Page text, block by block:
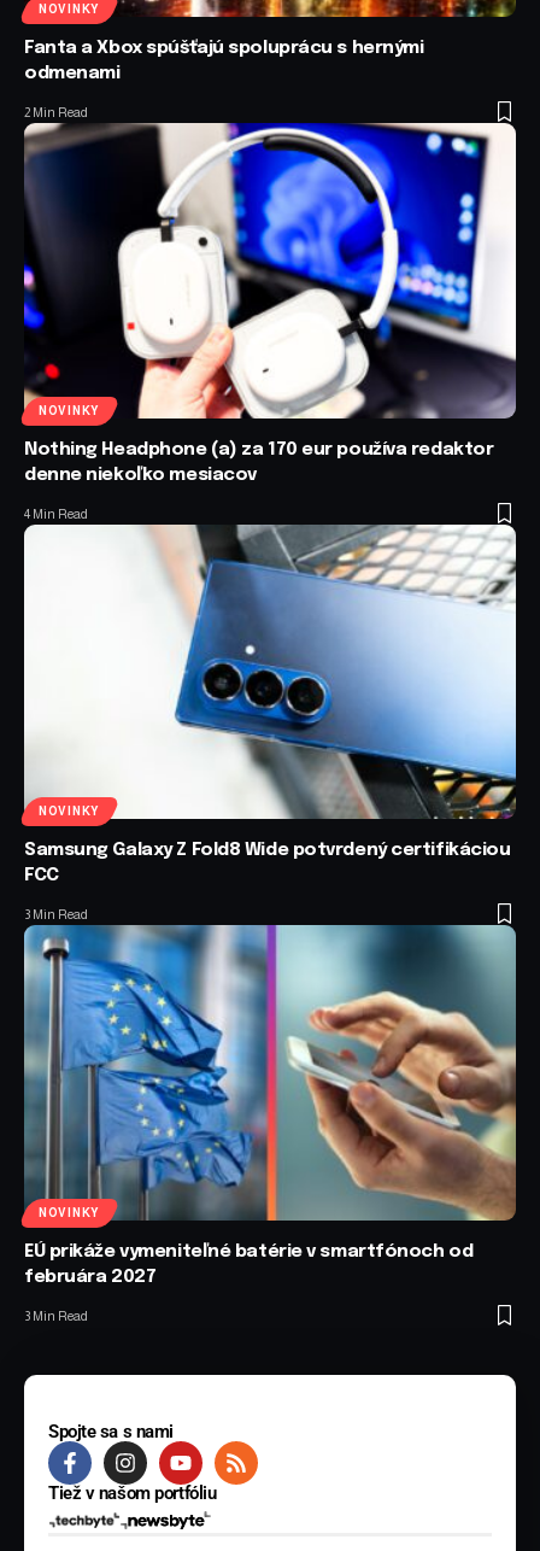
NOVINKY
Fanta a Xbox spúšťajú spoluprácu s hernými
odmenami
2 Min Read
NOVINKY
Nothing Headphone (a) za 170 eur používa redaktor
denne niekoľko mesiacov
4 Min Read
NOVINKY
Samsung Galaxy Z Fold8 Wide potvrdený certifikáciou
FCC
3 Min Read
NOVINKY
EÚ prikáže vymeniteľné batérie v smartfónoch od
februára 2027
3 Min Read
Spojte sa s nami
Tiež v našom portfóliu